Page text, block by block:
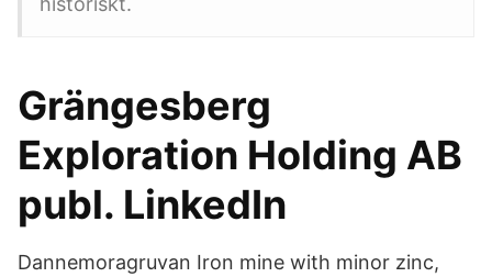
Grängesberg
Exploration Holding AB
publ. LinkedIn
Dannemoragruvan Iron mine with minor zinc,